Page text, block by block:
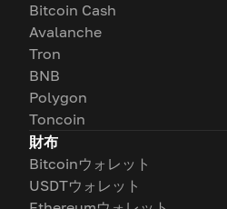
Bitcoin Cash
Avalanche
Tron
BNB
Polygon
Toncoin
財布
Bitcoinウォレット
USDTウォレット